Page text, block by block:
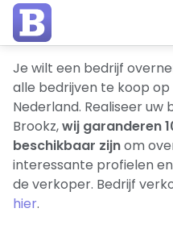
Je wilt een bedrijf
alle bedrijven te koop
Nederland. Realiseer
Brookz,wij garanderen
beschikbaar zijnom
interessante profielen
de verkoper. Bedrijf
hier.